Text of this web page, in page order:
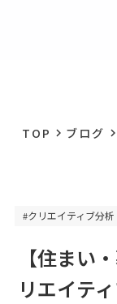
TOP keyboard_arrow_right ブログ keyboard_arrow_right
#クリエイティブ分析
【住まい
リエイテ